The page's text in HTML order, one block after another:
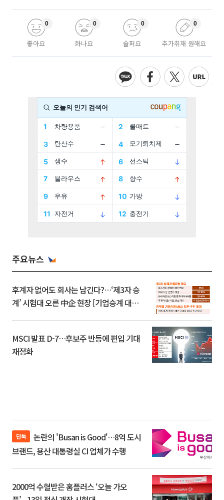
좋아요
0
화나요
0
슬퍼요
0
추가취재 원해요
0
주요뉴스
후계자 없어도 회사는 남긴다?…‘제3자 승
계’ 시험대 오른 中企 현장 [기업승계 대전
MSCI 발표 D-7…후보주 반등에 편입 기대
재점화
단독
브랜드, 용산 대통령실 CI 업체가 수행
2000억 수혈받은 홈플러스 ‘오늘 가오